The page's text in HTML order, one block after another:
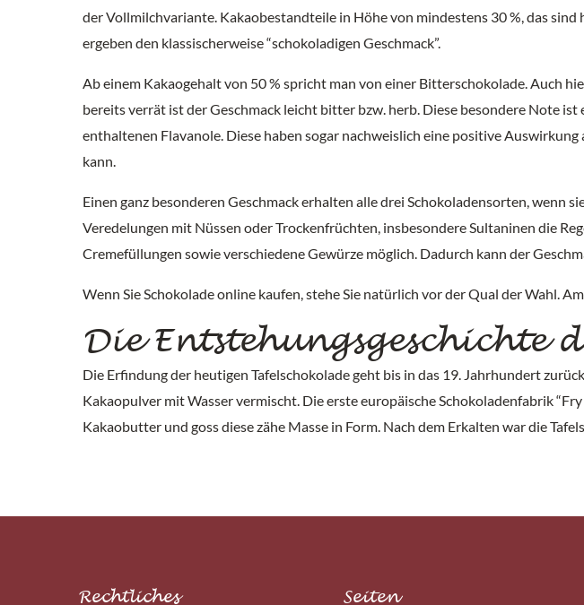
der Vollmilchvariante. Kakaobestandteile in Höhe von mindestens 30 %, das
ergeben den klassischerweise “schokoladigen Geschmack”.
Ab einem Kakaogehalt von 50 % spricht man von einer Bitterschokolade. Auch
bereits verrät ist der Geschmack leicht bitter bzw. herb. Diese besondere Note
enthaltenen Flavanole. Diese haben sogar nachweislich eine positive
kann.
Einen ganz besonderen Geschmack erhalten alle drei Schokoladensorten,
Veredelungen mit Nüssen oder Trockenfrüchten, insbesondere Sultaninen die
Cremefüllungen sowie verschiedene Gewürze möglich. Dadurch kann der
Wenn Sie Schokolade online kaufen, stehe Sie natürlich vor der Qual der Wahl.
Die Entstehungsgeschichte
Die Erfindung der heutigen Tafelschokolade geht bis in das 19. Jahrhundert
Kakaopulver mit Wasser vermischt. Die erste europäische Schokoladenfabrik
Kakaobutter und goss diese zähe Masse in Form. Nach dem Erkalten war die
Rechtliches Seiten